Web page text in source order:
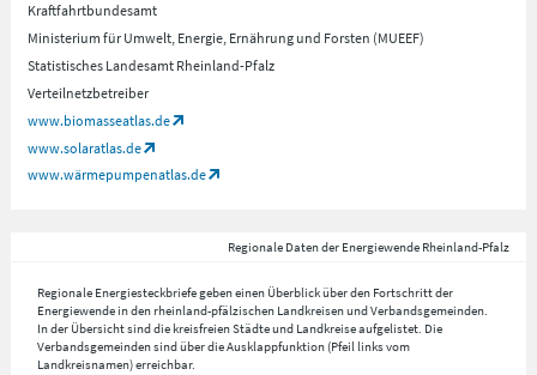
Kraftfahrtbundesamt
Ministerium für Umwelt, Energie, Ernährung und Forsten (MUEEF)
Statistisches Landesamt Rheinland-Pfalz
Verteilnetzbetreiber
www.biomasseatlas.de
www.solaratlas.de
www.wärmepumpenatlas.de
Regionale Daten der Energiewende Rheinland-Pfalz
Regionale Energiesteckbriefe geben einen Überblick über den Fortschritt der
Energiewende in den rheinland-pfälzischen Landkreisen und Verbandsgemeinden.
In der Übersicht sind die kreisfreien Städte und Landkreise aufgelistet. Die
Verbandsgemeinden sind über die Ausklappfunktion (Pfeil links vom
Landkreisnamen) erreichbar.